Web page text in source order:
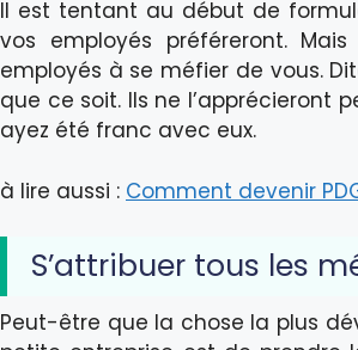
Il est tentant au début de
vos employés préféreront.
employés à se méfier de vous.
que ce soit. Ils ne l’apprécieront
ayez été franc avec eux.
à lire aussi : Comment devenir
S’attribuer tous les
Peut-être que la chose la plus